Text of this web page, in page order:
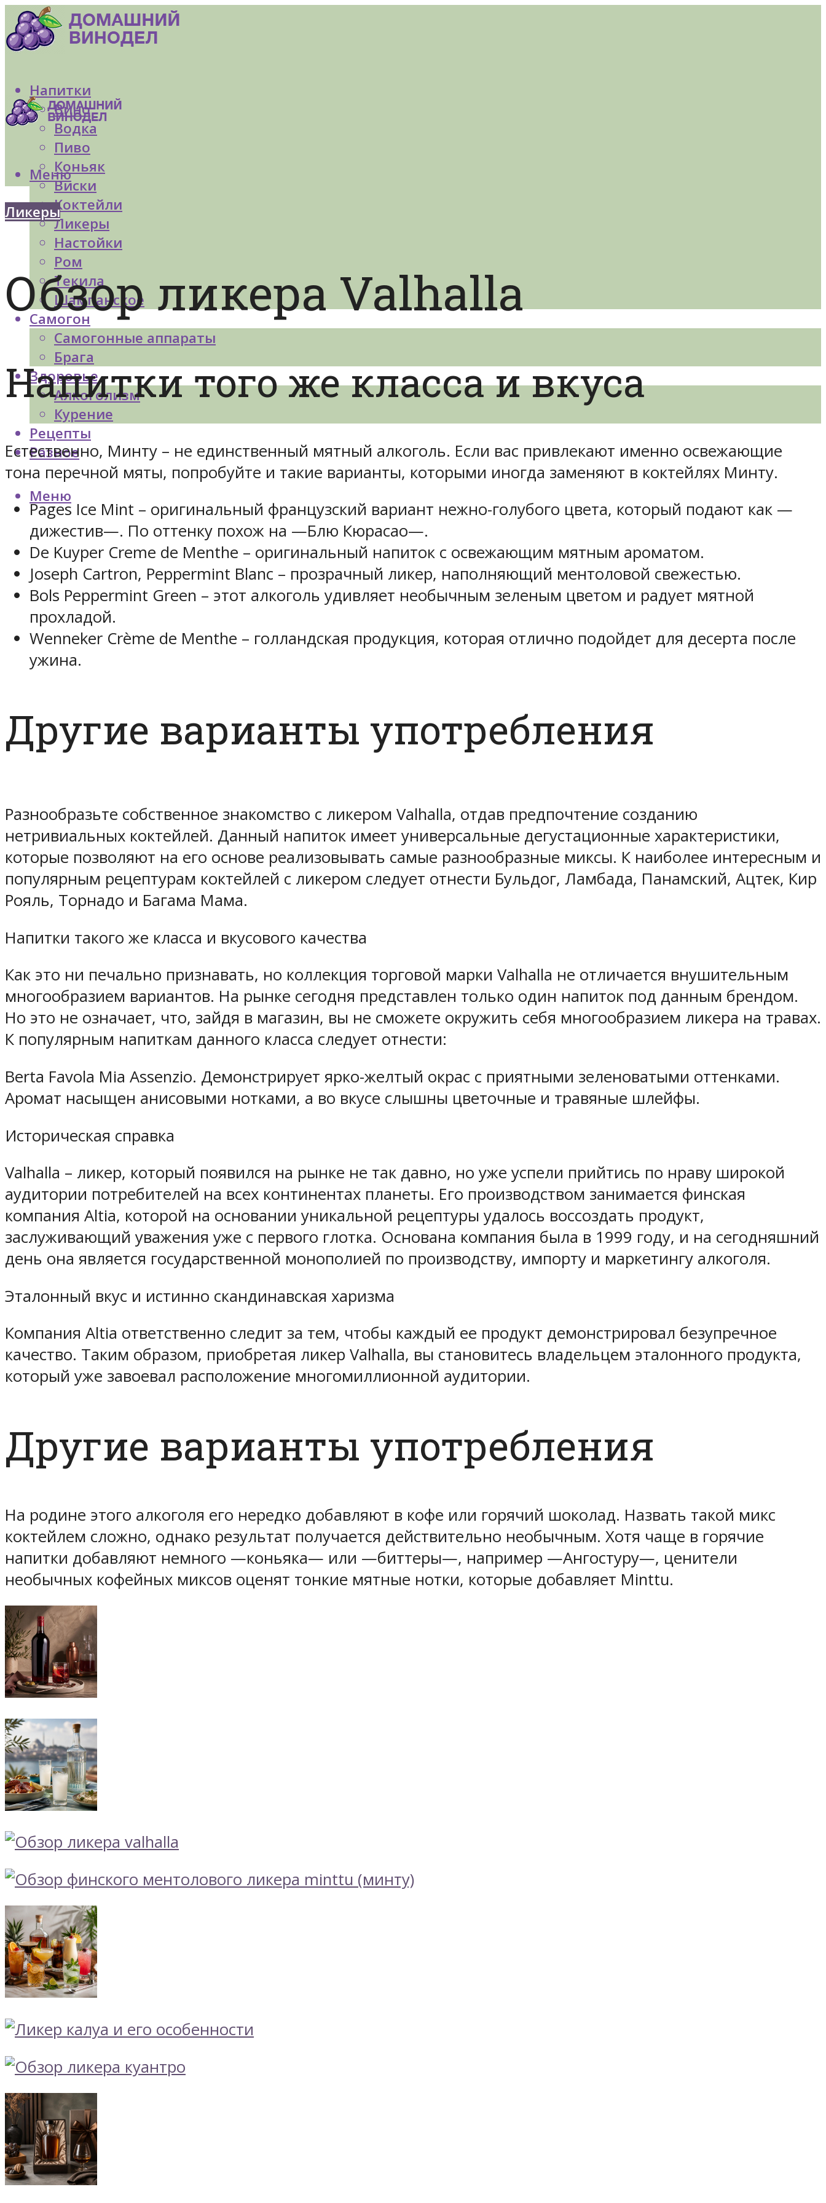
Напитки
Вино
Водка
Пиво
Коньяк
Виски
Коктейли
Ликеры
Настойки
Ром
Текила
Шампанское
Самогон
Самогонные аппараты
Брага
Здоровье
Алкоголизм
Курение
Рецепты
Разное
Меню
Меню
Ликеры
Обзор ликера Valhalla
Напитки того же класса и вкуса
Естественно, Минту – не единственный мятный алкоголь. Если вас привлекают именно освежающие
тона перечной мяты, попробуйте и такие варианты, которыми иногда заменяют в коктейлях Минту.
Pages Ice Mint – оригинальный французский вариант нежно-голубого цвета, который подают как —
дижестив—. По оттенку похож на —Блю Кюрасао—.
De Kuyper Creme de Menthe – оригинальный напиток с освежающим мятным ароматом.
Joseph Cartron, Peppermint Blanc – прозрачный ликер, наполняющий ментоловой свежестью.
Bols Peppermint Green – этот алкоголь удивляет необычным зеленым цветом и радует мятной
прохладой.
Wenneker Crème de Menthe – голландская продукция, которая отлично подойдет для десерта после
ужина.
Другие варианты употребления
Разнообразьте собственное знакомство с ликером Valhalla, отдав предпочтение созданию
нетривиальных коктейлей. Данный напиток имеет универсальные дегустационные характеристики,
которые позволяют на его основе реализовывать самые разнообразные миксы. К наиболее интересным и
популярным рецептурам коктейлей с ликером следует отнести Бульдог, Ламбада, Панамский, Ацтек, Кир
Рояль, Торнадо и Багама Мама.
Напитки такого же класса и вкусового качества
Как это ни печально признавать, но коллекция торговой марки Valhalla не отличается внушительным
многообразием вариантов. На рынке сегодня представлен только один напиток под данным брендом.
Но это не означает, что, зайдя в магазин, вы не сможете окружить себя многообразием ликера на травах.
К популярным напиткам данного класса следует отнести:
Berta Favola Mia Assenzio. Демонстрирует ярко-желтый окрас с приятными зеленоватыми оттенками.
Аромат насыщен анисовыми нотками, а во вкусе слышны цветочные и травяные шлейфы.
Историческая справка
Valhalla – ликер, который появился на рынке не так давно, но уже успели прийтись по нраву широкой
аудитории потребителей на всех континентах планеты. Его производством занимается финская
компания Altia, которой на основании уникальной рецептуры удалось воссоздать продукт,
заслуживающий уважения уже с первого глотка. Основана компания была в 1999 году, и на сегодняшний
день она является государственной монополией по производству, импорту и маркетингу алкоголя.
Эталонный вкус и истинно скандинавская харизма
Компания Altia ответственно следит за тем, чтобы каждый ее продукт демонстрировал безупречное
качество. Таким образом, приобретая ликер Valhalla, вы становитесь владельцем эталонного продукта,
который уже завоевал расположение многомиллионной аудитории.
Другие варианты употребления
На родине этого алкоголя его нередко добавляют в кофе или горячий шоколад. Назвать такой микс
коктейлем сложно, однако результат получается действительно необычным. Хотя чаще в горячие
напитки добавляют немного —коньяка— или —биттеры—, например —Ангостуру—, ценители
необычных кофейных миксов оценят тонкие мятные нотки, которые добавляет Minttu.